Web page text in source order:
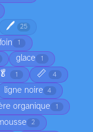
🖊️ 25
foin 1
glace 1
🥬 1 📏 4
ligne noire 4
organique 1
2